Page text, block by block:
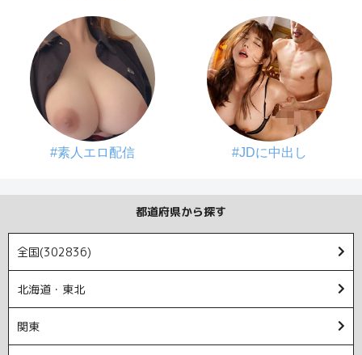
#素人エロ配信 #JDに中出し
都道府県から探す
全国(302836)
北海道・東北
関東